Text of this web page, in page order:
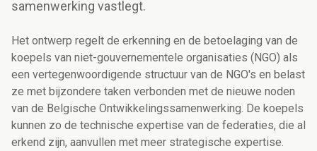
samenwerking vastlegt.
Het ontwerp regelt de erkenning en de betoelaging van de
koepels van niet-gouvernementele organisaties (NGO) als
een vertegenwoordigende structuur van de NGO's en belast
ze met bijzondere taken verbonden met de nieuwe noden
van de Belgische Ontwikkelingssamenwerking. De koepels
kunnen zo de technische expertise van de federaties, die al
erkend zijn, aanvullen met meer strategische expertise.